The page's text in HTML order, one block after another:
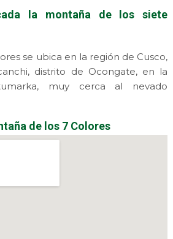
la montaña de los siete
se ubica en la región de Cusco,
distrito de Ocongate, en la
muy cerca al nevado
de los 7 Colores